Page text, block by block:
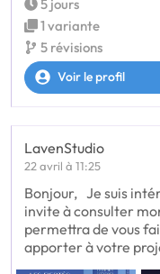
5 jours
1 variante
5 révisions
Voir le profil
LavenStudio
22 avril à 11:25
Bonjour, Je suis
invite à consulter
permettra de vous
apporter à votre